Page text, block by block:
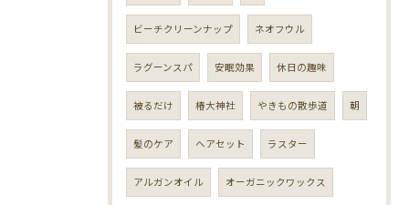
ビーチクリーンナップ ネオフウル
ラグーンスパ 安眠効果 休日の趣味
被るだけ 椿大神社 やきもの散歩道 朝
髪のケア ヘアセット ラスター
アルガンオイル オーガニックワックス